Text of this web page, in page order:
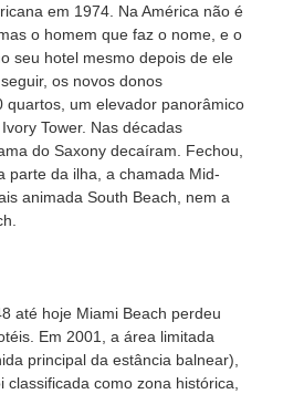
em 1974. Na América não é
o homem que faz o nome, e o
seu hotel mesmo depois de ele
os novos donos
quartos, um elevador panorâmico
Tower. Nas décadas
do Saxony decaíram. Fechou,
parte da ilha, a chamada Mid-
animada South Beach, nem a
até hoje Miami Beach perdeu
Em 2001, a área limitada
principal da estância balnear),
como zona histórica,